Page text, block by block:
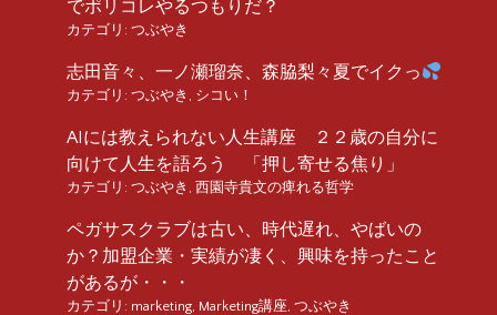
でポリコレやるつもりだ？
カテゴリ: つぶやき
志田音々、一ノ瀬瑠奈、森脇梨々夏でイクっ
カテゴリ: つぶやき , シコい！
AIには教えられない人生講座 ２２歳の自分に
向けて人生を語ろう 「押し寄せる焦り」
カテゴリ: つぶやき , 西園寺貴文の痺れる哲学
ペガサスクラブは古い、時代遅れ、やばいの
か？加盟企業・実績が凄く、興味を持ったこと
があるが・・・
カテゴリ: marketing, Marketing講座, つぶやき